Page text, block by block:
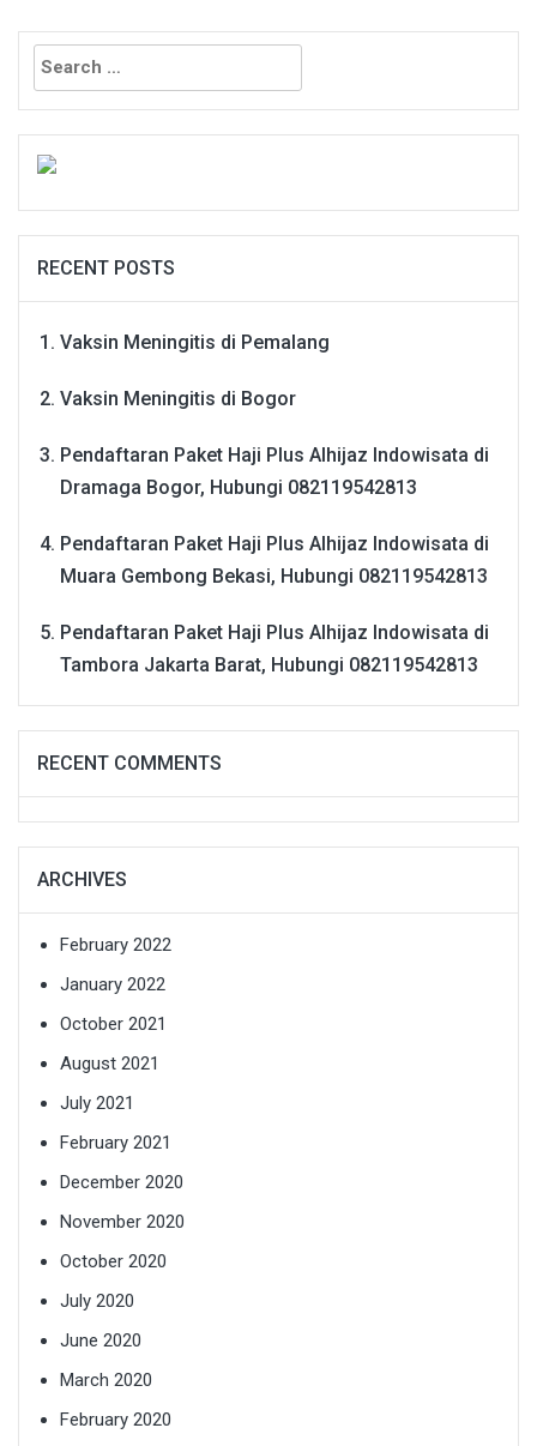
Search
for:
RECENT POSTS
Vaksin Meningitis di Pemalang
Vaksin Meningitis di Bogor
Pendaftaran Paket Haji Plus Alhijaz Indowisata di
Dramaga Bogor, Hubungi 082119542813
Pendaftaran Paket Haji Plus Alhijaz Indowisata di
Muara Gembong Bekasi, Hubungi 082119542813
Pendaftaran Paket Haji Plus Alhijaz Indowisata di
Tambora Jakarta Barat, Hubungi 082119542813
RECENT COMMENTS
ARCHIVES
February 2022
January 2022
October 2021
August 2021
July 2021
February 2021
December 2020
November 2020
October 2020
July 2020
June 2020
March 2020
February 2020